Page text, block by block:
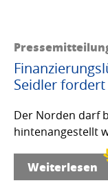
Pressemitteilung
Seidler
Der Norden darf
hintenangestellt
Weiterlesen